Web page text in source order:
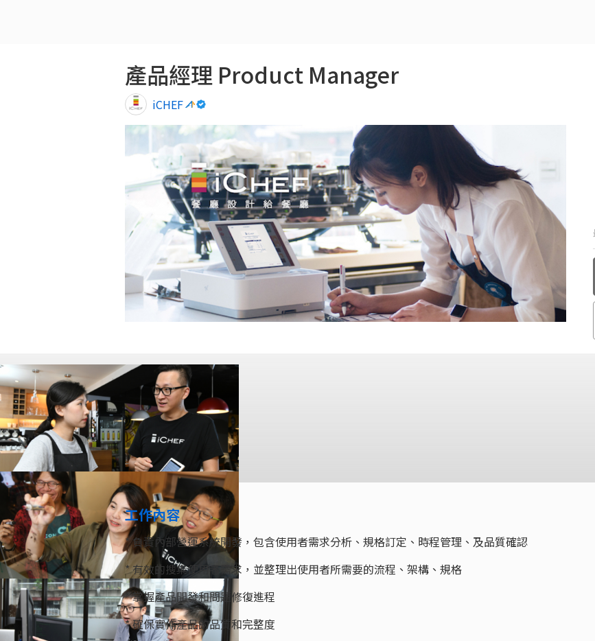
產品經理 Product Manager
iCHEF
工作內容
* 負責內部營運系統開發，包含使用者需求分析、規格訂定、時程管理、及品質確認
* 有效的搜集使用者需求，並整理出使用者所需要的流程、架構、規格
* 掌握產品開發和問題修復進程
* 確保實作產品的品質和完整度